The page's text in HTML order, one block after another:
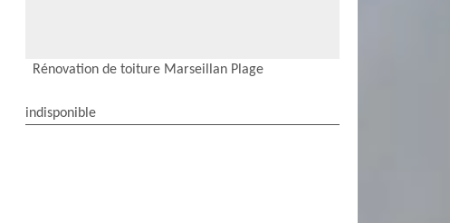
Rénovation de toiture Marseillan Plage
indisponible